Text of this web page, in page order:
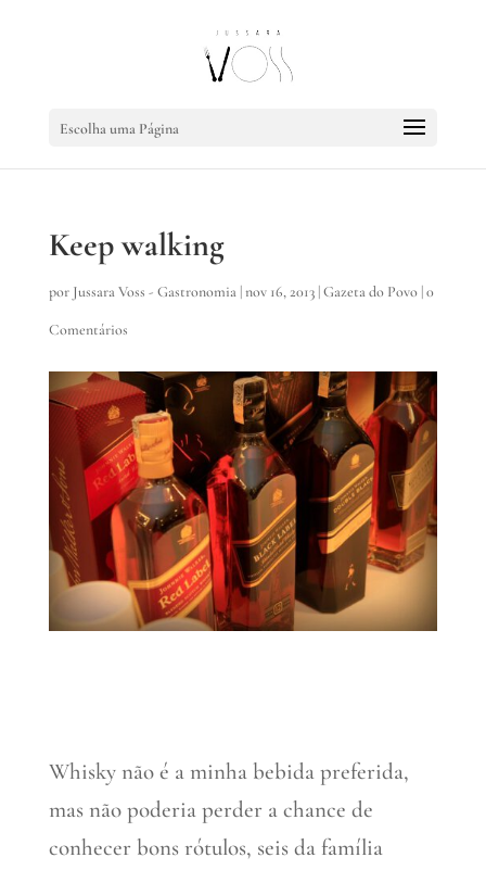
Escolha uma Página
Keep walking
por Jussara Voss - Gastronomia|nov 16, 2013|Gazeta do Povo|0
Comentários
Whisky não é a minha bebida preferida,
mas não poderia perder a chance de
conhecer bons rótulos, seis da família